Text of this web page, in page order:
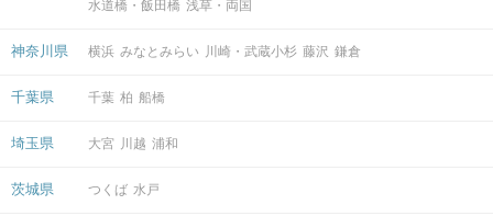
水道橋・飯田橋 浅草・両国
神奈川県 横浜 みなとみらい 川崎・武蔵小杉 藤沢 鎌倉
千葉県 千葉 柏 船橋
埼玉県 大宮 川越 浦和
茨城県 つくば 水戸